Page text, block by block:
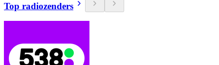
Top radiozenders